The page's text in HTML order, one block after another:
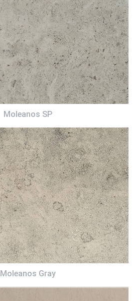
Moleanos SP
Moleanos Gray